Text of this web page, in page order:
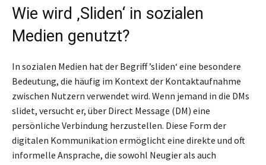
Wie wird ‚Sliden‘ in sozialen
Medien genutzt?
In sozialen Medien hat der Begriff ’sliden‘ eine besondere
Bedeutung, die häufig im Kontext der Kontaktaufnahme
zwischen Nutzern verwendet wird. Wenn jemand in die DMs
slidet, versucht er, über Direct Message (DM) eine
persönliche Verbindung herzustellen. Diese Form der
digitalen Kommunikation ermöglicht eine direkte und oft
informelle Ansprache, die sowohl Neugier als auch